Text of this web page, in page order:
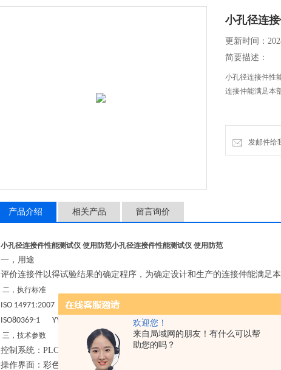
欢迎您！
来自局域网的朋友！有什么可以帮
助您的吗？
小孔径连
更新时间：
简要描述：
小孔径连接件性
连接仲能满足本
发邮件给
产品介绍 相关产品 留言询价
小孔径连接件性能测试仪 使用防范小孔径连接件性能测试仪 使用防范
一， 用途
评价连接件以得试验结果的确定程序，为确定设计和生产的连接仲能满足
二， 执行标准
ISO 14971:2007 YY/T 0316 -2016
ISO80369-1
YY/T0916.20
三， 技术参数
控制系统： PLC
操作界面：彩色触摸屏
寸，中英文切换；